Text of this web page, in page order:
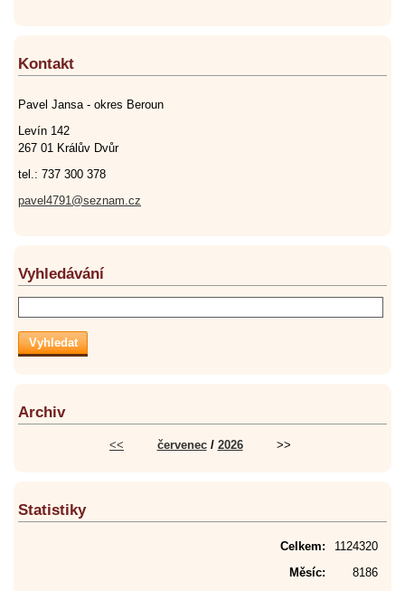
Kontakt
Pavel Jansa - okres Beroun
Levín 142
267 01 Králův Dvůr
tel.: 737 300 378
pavel4791@seznam.cz
Vyhledávání
Archiv
<< červenec/ 2026 >>
Statistiky
Celkem:
1124320
Měsíc:
8186